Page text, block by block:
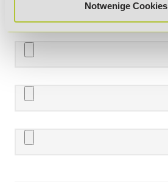
Notwenige Cookies
Datei hochladen